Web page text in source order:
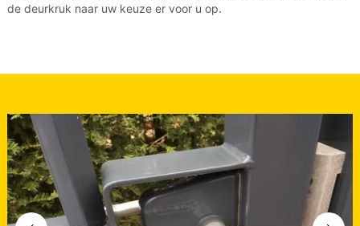
de deurkruk naar uw keuze er voor u op.